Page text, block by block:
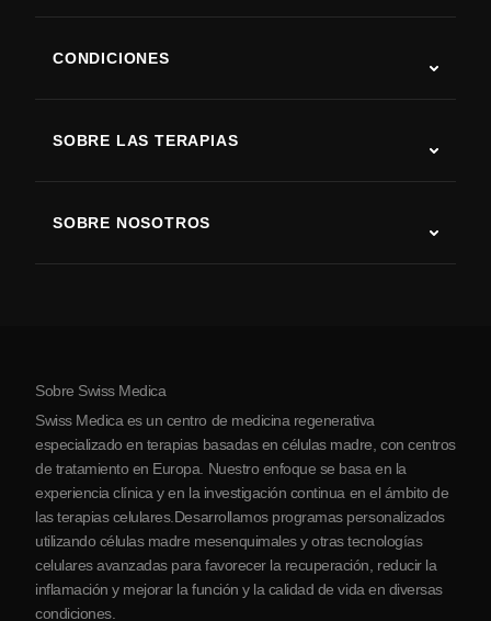
CONDICIONES
Enfermedad de Parkinson
Artritis
SOBRE LAS TERAPIAS
SOBRE NOSOTROS
Sobre Serbia
Colaboraciones
Sobre Swiss Medica
Swiss Medica es un centro de medicina regenerativa
especializado en terapias basadas en células madre, con centros
de tratamiento en Europa. Nuestro enfoque se basa en la
experiencia clínica y en la investigación continua en el ámbito de
las terapias celulares.Desarrollamos programas personalizados
utilizando células madre mesenquimales y otras tecnologías
celulares avanzadas para favorecer la recuperación, reducir la
inflamación y mejorar la función y la calidad de vida en diversas
condiciones.